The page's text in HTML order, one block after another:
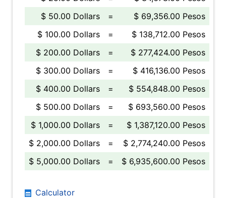
$ 50.00 Dollars
=
$ 69,356.00 Pesos
$ 100.00 Dollars
=
$ 138,712.00 Pesos
$ 200.00 Dollars
=
$ 277,424.00 Pesos
$ 300.00 Dollars
=
$ 416,136.00 Pesos
$ 400.00 Dollars
=
$ 554,848.00 Pesos
$ 500.00 Dollars
=
$ 693,560.00 Pesos
$ 1,000.00 Dollars
=
$ 1,387,120.00 Pesos
$ 2,000.00 Dollars
=
$ 2,774,240.00 Pesos
$ 5,000.00 Dollars
= $ 6,935,600.00 Pesos
Calculator